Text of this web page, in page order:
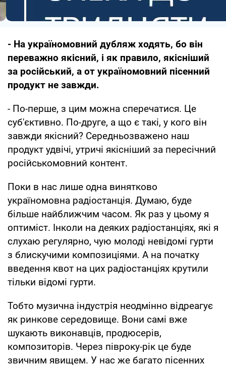
- На україномовний дубляж ходять, бо він
переважно якісний, і як правило, якісніший
за російський, а от україномовний пісенний
продукт не завжди.
- По-перше, з цим можна сперечатися. Це
суб'єктивно. По-друге, а що є такі, у кого він
завжди якісний? Середньозважено наш
продукт удвічі, утричі якісніший за пересічний
російськомовний контент.
Поки в нас лише одна винятково
україномовна радіостанція. Думаю, буде
більше найближчим часом. Як раз у цьому я
оптиміст. Інколи на деяких радіостанціях, які я
слухаю регулярно, чую молоді невідомі гурти
з блискучими композиціями. А на початку
введення квот на цих радіостанціях крутили
тільки відомі гурти.
Тобто музична індустрія неодмінно відреагує
як ринкове середовище. Вони самі вже
шукають виконавців, продюсерів,
композиторів. Через півроку-рік це буде
звичним явищем. У нас же багато пісенних